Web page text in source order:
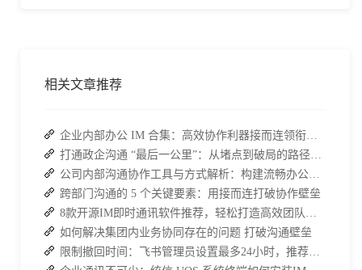
相关文章推荐
企业内部办公 IM 合集：高效协作利器接而连领衔推荐
打通政企沟通 “最后一公里”：从堵点到破局的路径解析
公司内部沟通协作工具与方式解析：构建流畅办公环境
跨部门沟通的 5 个关键要素：用接而连打破协作壁垒
8款开源IM即时通讯软件推荐，轻松打造高效团队沟通！
如何解决集团内业务协同存在的问题 打破沟通壁垒
限制撤回时间：飞书管理员设置最多24小时，推荐使用 J2L3x 管理团队沟通